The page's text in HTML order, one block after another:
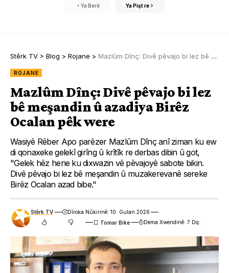
Ya Berê Ya Pişt re
Stêrk TV > Blog > Rojane > Mazlûm Dînç: Divê pêvajo bi lez bê meşandin û azadiya Birêz Ocalan pêk were
ROJANE
Mazlûm Dînç: Divê pêvajo bi lez
bê meşandin û azadiya Birêz
Ocalan pêk were
Wasiyê Rêber Apo parêzer Mazlûm Dînç anî ziman ku ew
di qonaxeke gelekî girîng û krîtîk re derbas dibin û got,
"Gelek hêz hene ku dixwazin vê pêvajoyê sabote bikin.
Divê pêvajo bi lez bê meşandin û muzakerevanê sereke
Birêz Ocalan azad bibe."
Stêrk TV
Dîroka Nûkirinê: 10. Gulan 2026
Dema Xwendinê: 7 Dq.